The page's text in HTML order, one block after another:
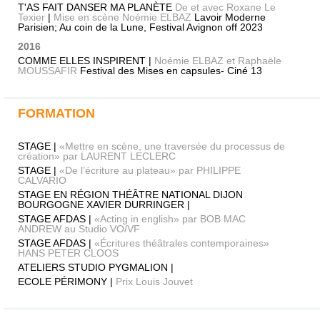
T'AS FAIT DANSER MA PLANÈTE De et avec Roxane Le
Texier | Mise en scène Noémie ELBAZ Lavoir Moderne
Parisien; Au coin de la Lune, Festival Avignon off 2023
2016
COMME ELLES INSPIRENT | Noémie ELBAZ et Raphaële
MOUSSAFIR Festival des Mises en capsules- Ciné 13
FORMATION
STAGE | «Mettre en scène, une traversée du processus de
création» par LAURENT LECLERC
STAGE | «De l’écriture au plateau» par PHILIPPE
CALVARIO
STAGE EN RÉGION THÉÂTRE NATIONAL DIJON
BOURGOGNE XAVIER DURRINGER |
STAGE AFDAS | «Acting in english» par BOB MAC
ANDREW au Studio VO/VF
STAGE AFDAS | «Écritures théâtrales contemporaines»
HANS PETER CLOOS
ATELIERS STUDIO PYGMALION |
ECOLE PÉRIMONY | Prix Louis Jouvet